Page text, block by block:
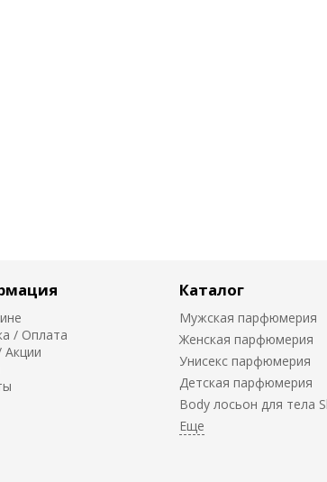
/ Оплата
Акции
Каталог
Мужская парфюмерия
Женская парфюмерия
Унисекс парфюмерия
Детская парфюмерия
Body лосьон для тела